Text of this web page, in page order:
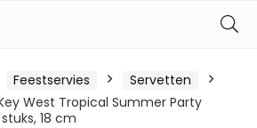
Feestservies
Servetten
West Tropical Summer Party
18 cm